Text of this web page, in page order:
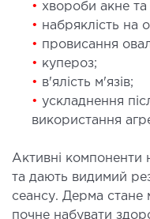
судин
(ЕКГ)
діагностика
• хвороби акне та
• набряклість на
• провисання
• купероз;
• в'ялість м'язів;
• ускладнення
використання
Активні компоненти
та дають видимий
сеансу. Дерма
почне набувати